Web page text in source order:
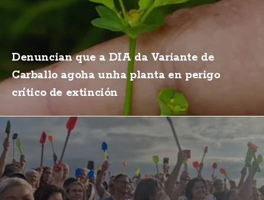
Denuncian que a DIA da Variante de
Carballo agoha unha planta en perigo
crítico de extinción